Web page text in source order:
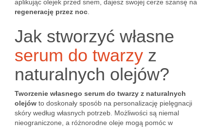
aplikując olejek przed snem, dajesz swojej cerze szansę na
regenerację przez noc
Jak stworzyć własne
serum do twarzy z
naturalnych olejów?
Tworzenie własnego serum do twarzy z naturalnych
olejów to doskonały sposób na personalizację pielęgnacji
skóry według własnych potrzeb. Możliwości są niemal
nieograniczone, a różnorodne oleje mogą pomóc w